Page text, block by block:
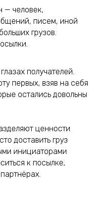
— человек,
писем, иной
грузов.
получателей.
первых, взяв на себя
остались довольны
ценности
доставить груз
инициаторами
к посылке,